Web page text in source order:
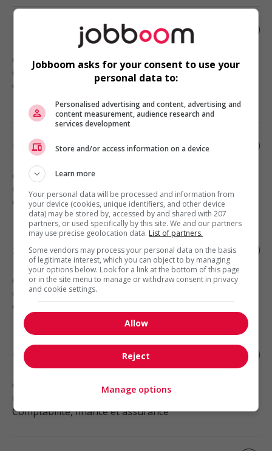
Estimateur en revêtement extérieur
Gatineau, QC
(13 km)
Construction, production et
Contrôleur adjoint
Gatineau , QC
(15 km)
Comptabilité, finance et assurance
Sr financial systems manager
Ottawa, ON
(16 km)
Comptabilité, finance et assurance
Commis comptable
Ottawa
(16 km)
Comptabilité, finance et assurance
Jobboom asks for your consent to use your
personal data to:
Personalised advertising and content, advertising and
content measurement, audience research and
services development
Store and/or access information on a device
Learn more
Your personal data will be processed and information from
your device (cookies, unique identifiers, and other device
data) may be stored by, accessed by and shared with 207
partners, or used specifically by this site. We and our partners
may use precise geolocation data. List of partners.
Some vendors may process your personal data on the basis
of legitimate interest, which you can object to by managing
your options below. Look for a link at the bottom of this page
or in the site menu to manage or withdraw consent in privacy
and cookie settings.
Allow
Reject
Manage options